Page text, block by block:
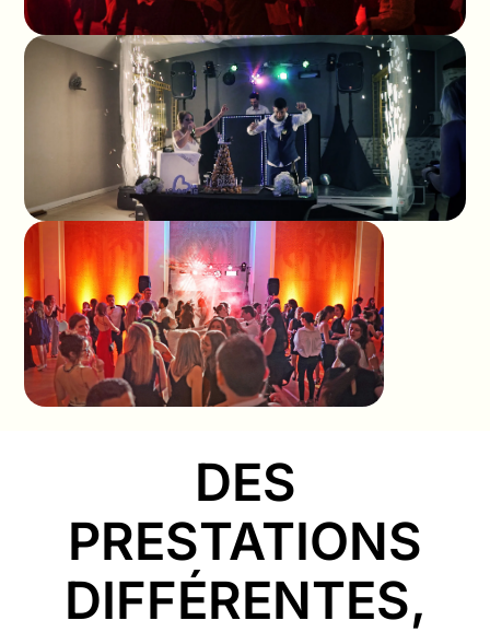
DES
PRESTATIONS
DIFFÉRENTES,